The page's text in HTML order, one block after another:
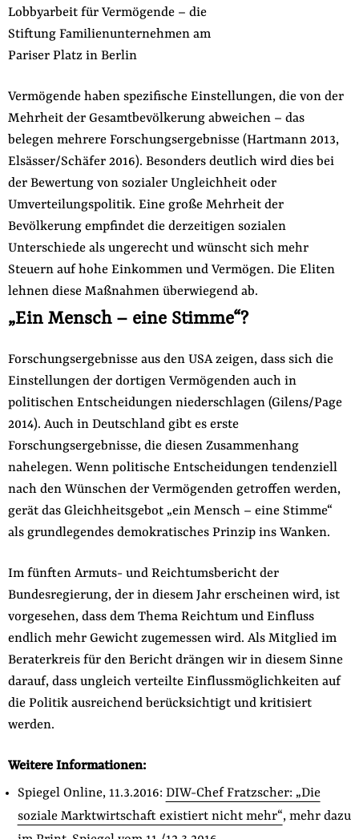
Lobbyarbeit für Vermögende – die
Stiftung Familienunternehmen am
Pariser Platz in Berlin
Vermögende haben spezifische Einstellungen, die von der
Mehrheit der Gesamtbevölkerung abweichen – das
belegen mehrere Forschungsergebnisse (Hartmann 2013,
Elsässer/Schäfer 2016). Besonders deutlich wird dies bei
der Bewertung von sozialer Ungleichheit oder
Umverteilungspolitik. Eine große Mehrheit der
Bevölkerung empfindet die derzeitigen sozialen
Unterschiede als ungerecht und wünscht sich mehr
Steuern auf hohe Einkommen und Vermögen. Die Eliten
lehnen diese Maßnahmen überwiegend ab.
„Ein Mensch – eine Stimme“?
Forschungsergebnisse aus den USA zeigen, dass sich die
Einstellungen der dortigen Vermögenden auch in
politischen Entscheidungen niederschlagen (Gilens/Page
2014). Auch in Deutschland gibt es erste
Forschungsergebnisse, die diesen Zusammenhang
nahelegen. Wenn politische Entscheidungen tendenziell
nach den Wünschen der Vermögenden getroffen werden,
gerät das Gleichheitsgebot „ein Mensch – eine Stimme“
als grundlegendes demokratisches Prinzip ins Wanken.
Im fünften Armuts- und Reichtumsbericht der
Bundesregierung, der in diesem Jahr erscheinen wird, ist
vorgesehen, dass dem Thema Reichtum und Einfluss
endlich mehr Gewicht zugemessen wird. Als Mitglied im
Beraterkreis für den Bericht drängen wir in diesem Sinne
darauf, dass ungleich verteilte Einflussmöglichkeiten auf
die Politik ausreichend berücksichtigt und kritisiert
werden.
Weitere Informationen:
Spiegel Online, 11.3.2016: DIW-Chef Fratzscher: „Die
soziale Marktwirtschaft existiert nicht mehr“, mehr dazu